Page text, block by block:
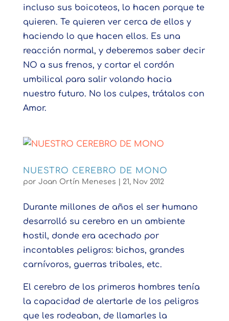
incluso sus boicoteos, lo hacen porque te
quieren. Te quieren ver cerca de ellos y
haciendo lo que hacen ellos. Es una
reacción normal, y deberemos saber decir
NO a sus frenos, y cortar el cordón
umbilical para salir volando hacia
nuestro futuro. No los culpes, trátalos con
Amor.
NUESTRO CEREBRO DE MONO
por Joan Ortín Meneses 21, Nov 2012
Durante millones de años el ser humano
desarrolló su cerebro en un ambiente
hostil, donde era acechado por
incontables peligros: bichos, grandes
carnívoros, guerras tribales, etc.
El cerebro de los primeros hombres tenía
la capacidad de alertarle de los peligros
que les rodeaban, de llamarles la